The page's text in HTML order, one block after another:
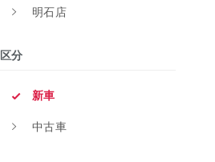
明石店
区分
新車
中古車